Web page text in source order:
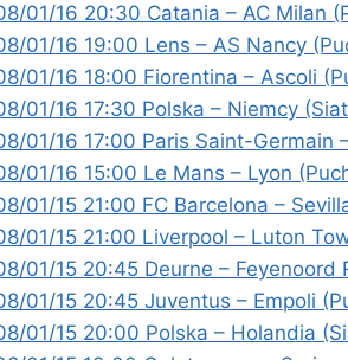
01/16 20:30 Catania – AC Milan
01/16 19:00 Lens – AS Nancy
01/16 18:00 Fiorentina – Ascoli
01/16 17:30 Polska – Niemcy
01/16 17:00 Paris Saint-Germain
01/16 15:00 Le Mans – Lyon
01/15 21:00 FC Barcelona –
01/15 21:00 Liverpool – Luton
01/15 20:45 Deurne – Feyenoord
01/15 20:45 Juventus – Empoli
01/15 20:00 Polska – Holandia